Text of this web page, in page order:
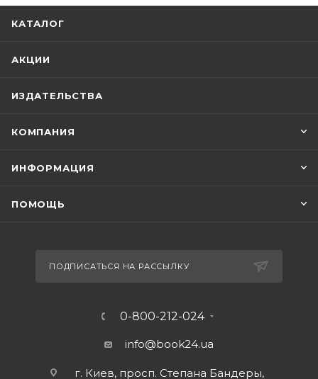
КАТАЛОГ
АКЦИИ
ИЗДАТЕЛЬСТВА
КОМПАНИЯ
ИНФОРМАЦИЯ
ПОМОЩЬ
ПОДПИСАТЬСЯ НА РАССЫЛКУ
0-800-212-024
info@book24.ua
г. Киев, просп. Степана Бандеры,